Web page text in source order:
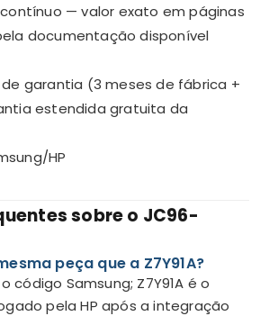
— valor exato em páginas
documentação disponível
garantia (3 meses de fábrica +
estendida gratuita da
HP
sobre o JC96-
peça que a Z7Y91A?
código Samsung; Z7Y91A é o
pela HP após a integração